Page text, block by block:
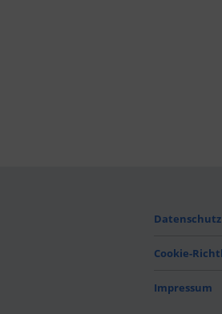
Datenschutz
Cookie-
Impressum